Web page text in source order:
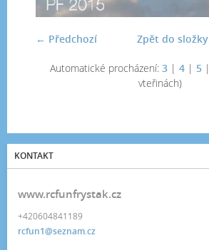
← Předchozí Zpět do složky
Automatické procházení: 3 | 4 | 5 |
vteřinách)
KONTAKT
www.rcfunfrystak.cz
+420604841189
rcfun1@seznam.cz